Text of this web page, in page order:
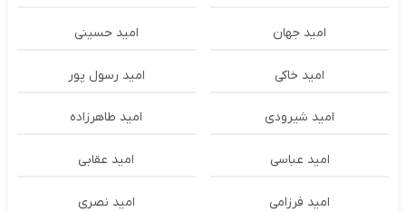
امید جهان امید حسینی
امید خاکی امید رسول پور
امید شیرودی امید طاهرزاده
امید عباسی امید عقابی
امید فرزامی امید نصری